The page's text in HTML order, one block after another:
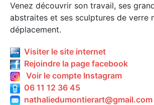
Venez découvrir son travail, ses
abstraites et ses sculptures de verre
déplacement.
Visiter le site internet
Rejoindre la page facebook
Voir le compte Instagram
06 11 12 36 45
nathaliedumontierart@gmail.com